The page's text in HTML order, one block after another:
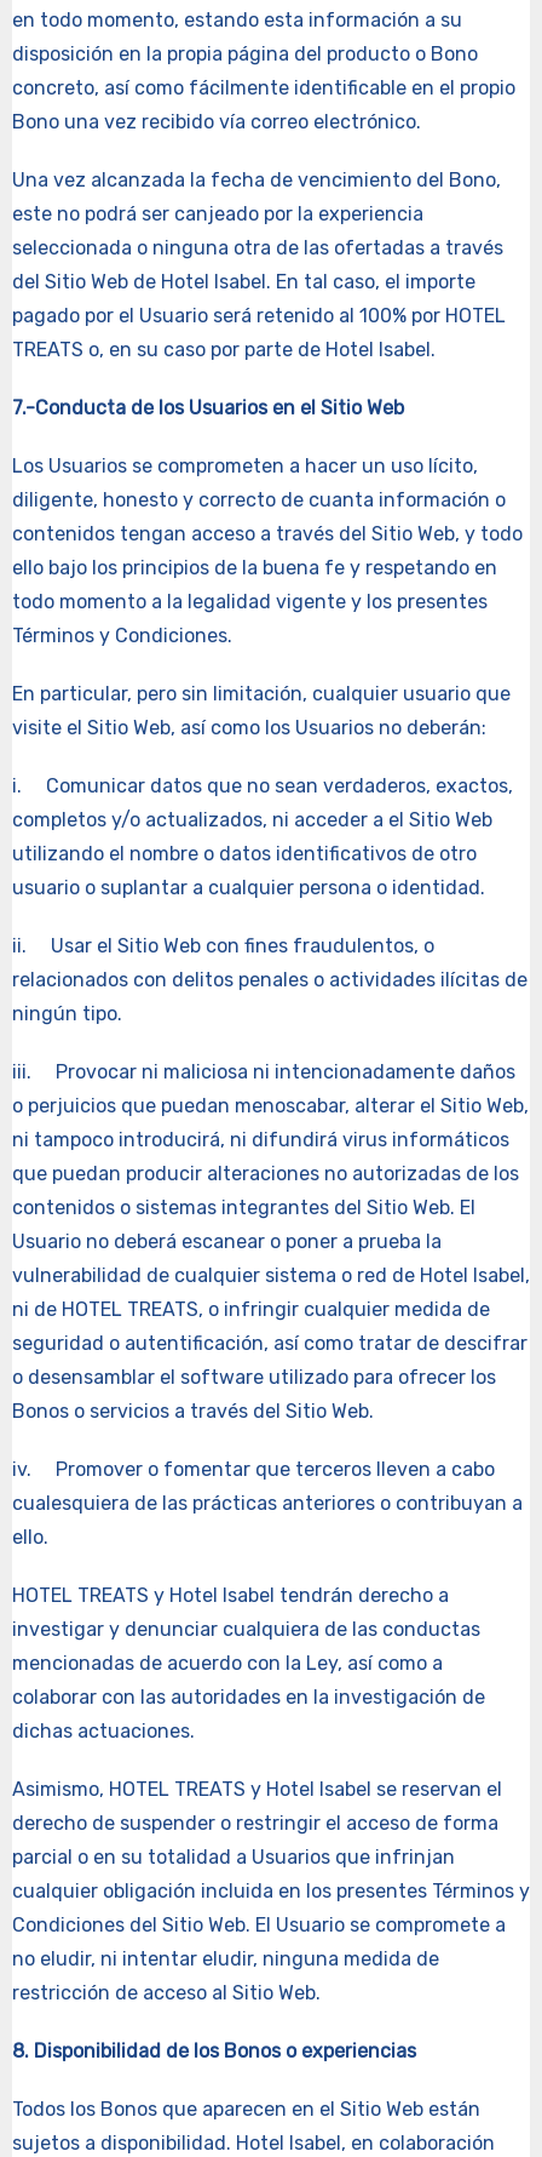
en todo momento, estando esta información a su
disposición en la propia página del producto o Bono
concreto, así como fácilmente identificable en el propio
Bono una vez recibido vía correo electrónico.
Una vez alcanzada la fecha de vencimiento del Bono,
este no podrá ser canjeado por la experiencia
seleccionada o ninguna otra de las ofertadas a través
del Sitio Web de Hotel Isabel. En tal caso, el importe
pagado por el Usuario será retenido al 100% por HOTEL
TREATS o, en su caso por parte de Hotel Isabel.
7.-Conducta de los Usuarios en el Sitio Web
Los Usuarios se comprometen a hacer un uso lícito,
diligente, honesto y correcto de cuanta información o
contenidos tengan acceso a través del Sitio Web, y todo
ello bajo los principios de la buena fe y respetando en
todo momento a la legalidad vigente y los presentes
Términos y Condiciones.
En particular, pero sin limitación, cualquier usuario que
visite el Sitio Web, así como los Usuarios no deberán:
i. Comunicar datos que no sean verdaderos, exactos,
completos y/o actualizados, ni acceder a el Sitio Web
utilizando el nombre o datos identificativos de otro
usuario o suplantar a cualquier persona o identidad.
ii. Usar el Sitio Web con fines fraudulentos, o
relacionados con delitos penales o actividades ilícitas de
ningún tipo.
iii. Provocar ni maliciosa ni intencionadamente daños
o perjuicios que puedan menoscabar, alterar el Sitio Web,
ni tampoco introducirá, ni difundirá virus informáticos
que puedan producir alteraciones no autorizadas de los
contenidos o sistemas integrantes del Sitio Web. El
Usuario no deberá escanear o poner a prueba la
vulnerabilidad de cualquier sistema o red de Hotel Isabel,
ni de HOTEL TREATS, o infringir cualquier medida de
seguridad o autentificación, así como tratar de descifrar
o desensamblar el software utilizado para ofrecer los
Bonos o servicios a través del Sitio Web.
iv. Promover o fomentar que terceros lleven a cabo
cualesquiera de las prácticas anteriores o contribuyan a
ello.
HOTEL TREATS y Hotel Isabel tendrán derecho a
investigar y denunciar cualquiera de las conductas
mencionadas de acuerdo con la Ley, así como a
colaborar con las autoridades en la investigación de
dichas actuaciones.
Asimismo, HOTEL TREATS y Hotel Isabel se reservan el
derecho de suspender o restringir el acceso de forma
parcial o en su totalidad a Usuarios que infrinjan
cualquier obligación incluida en los presentes Términos y
Condiciones del Sitio Web. El Usuario se compromete a
no eludir, ni intentar eludir, ninguna medida de
restricción de acceso al Sitio Web.
8. Disponibilidad de los Bonos o experiencias
Todos los Bonos que aparecen en el Sitio Web están
sujetos a disponibilidad. Hotel Isabel, en colaboración